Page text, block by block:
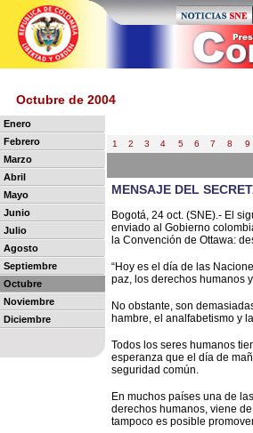
Octubre de 2004
Enero
Febrero
Marzo
Abril
Mayo
Junio
Julio
Agosto
Septiembre
Octubre
Noviembre
Diciembre
1 2 3 4 5 6 7 8 9
MENSAJE DEL
Bogotá, 24 oct. (SNE).- El
enviado al Gobierno
la Convención de Ottawa:
“Hoy es el día de las
paz, los derechos humanos
No obstante, son
hambre, el analfabetismo y
Todos los seres humanos
esperanza que el día de
seguridad común.
En muchos países una de
derechos humanos, viene
tampoco es posible